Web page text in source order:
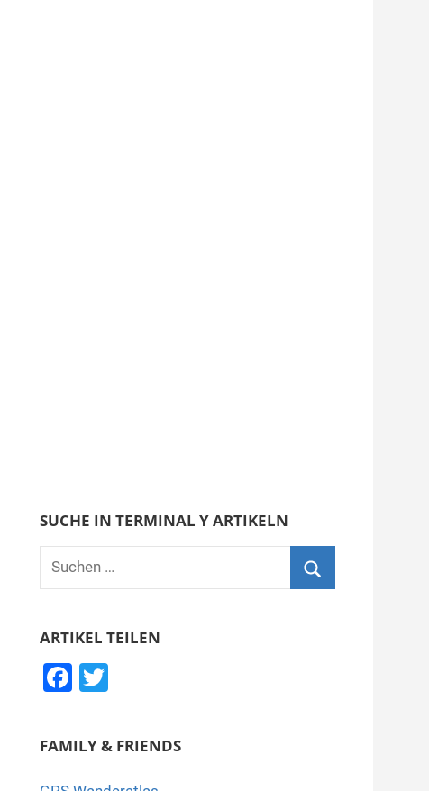
SUCHE IN TERMINAL Y ARTIKELN
Suchen
ARTIKEL TEILEN
F
c
T
tt
FAMILY & FRIENDS